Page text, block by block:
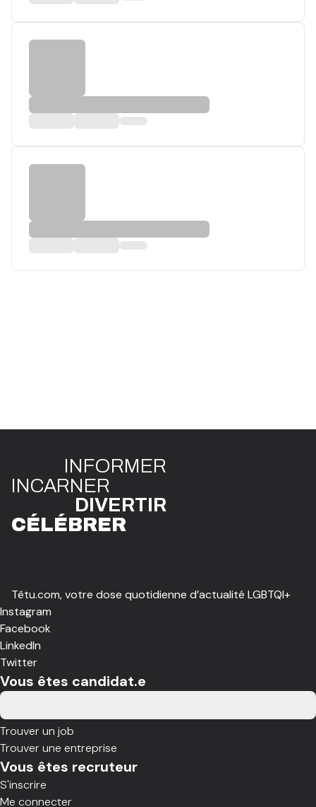
INFORMER
INCARNER
DIVERTIR
CÉLÉBRER
Têtu.com, votre dose quotidienne d’actualité LGBTQI+
Instagram
Facebook
LinkedIn
Twitter
Vous êtes candidat.e
Trouver un job
Trouver une entreprise
Vous êtes recruteur
S'inscrire
Me connecter